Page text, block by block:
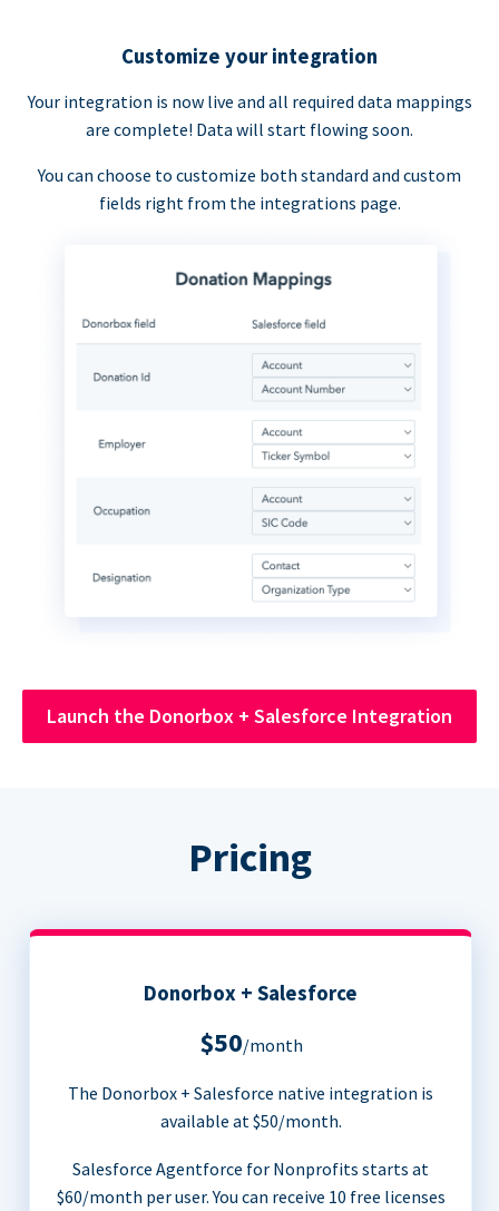
Customize your integration
Your integration is now live and all required data mappings
are complete! Data will start flowing soon.
You can choose to customize both standard and custom
fields right from the integrations page.
Launch the Donorbox + Salesforce Integration
Pricing
Donorbox + Salesforce
$50/month
The Donorbox + Salesforce native integration is
available at $50/month.
Salesforce Agentforce for Nonprofits starts at
$60/month per user. You can receive 10 free licenses